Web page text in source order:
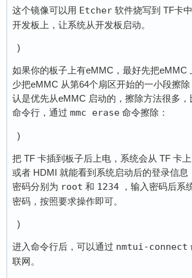
这个镜像可以用 Etcher 软件烧写到 TF卡
开发板上，让系统从开发板启动。
)
如果你的板子上有eMMC，最好先把eMMC
少把eMMC 从第64个扇区开始的一小段擦
认是优先从eMMC 启动的，擦除方法很多，
命令行，通过 mmc erase 命令擦除：
)
把 TF 卡插到板子后上电，系统会从 TF 卡
或者 HDMI 就能看到系统启动后的登录信息
密码分别为 root 和 1234 ，输入密码后系
密码，按照要求操作即可。
)
进入命令行后，可以通过 nmtui-connect
联网。